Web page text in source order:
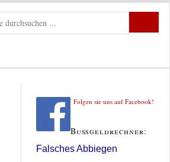
Folgen sie uns auf Facebook!
Bußgeldrechner:
Falsches Abbiegen